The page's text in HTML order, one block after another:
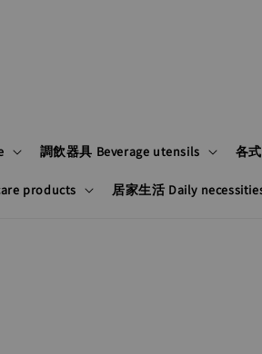
調飲器具 Beverage utensils 各
products 居家生活 Daily